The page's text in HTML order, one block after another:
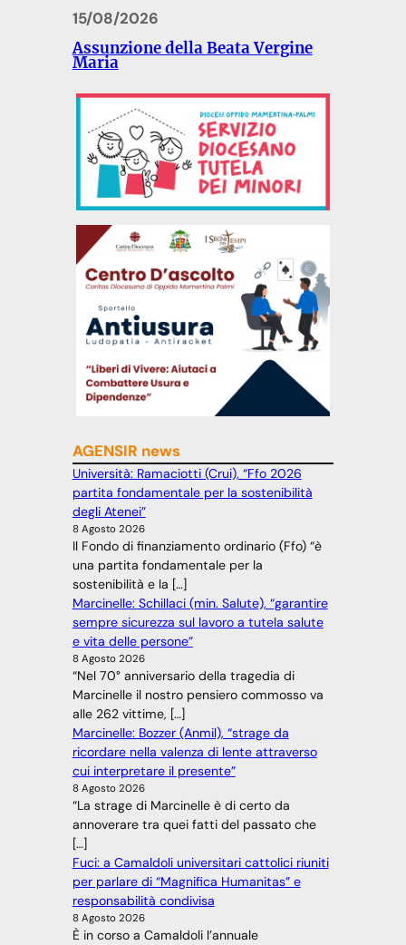
15/08/2026
Assunzione della Beata Vergine
Maria
AGENSIR news
Università: Ramaciotti (Crui), “Ffo 2026
partita fondamentale per la sostenibilità
degli Atenei”
8 Agosto 2026
Il Fondo di finanziamento ordinario (Ffo) “è
una partita fondamentale per la
sostenibilità e la […]
Marcinelle: Schillaci (min. Salute), “garantire
sempre sicurezza sul lavoro a tutela salute
e vita delle persone”
8 Agosto 2026
“Nel 70° anniversario della tragedia di
Marcinelle il nostro pensiero commosso va
alle 262 vittime, […]
Marcinelle: Bozzer (Anmil), “strage da
ricordare nella valenza di lente attraverso
cui interpretare il presente”
8 Agosto 2026
“La strage di Marcinelle è di certo da
annoverare tra quei fatti del passato che
[…]
Fuci: a Camaldoli universitari cattolici riuniti
per parlare di “Magnifica Humanitas” e
responsabilità condivisa
8 Agosto 2026
È in corso a Camaldoli l’annuale